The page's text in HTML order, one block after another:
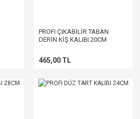
PROFI ÇIKABİLİR TABAN
DERİN KİŞ KALIBI 20CM
465,00 TL